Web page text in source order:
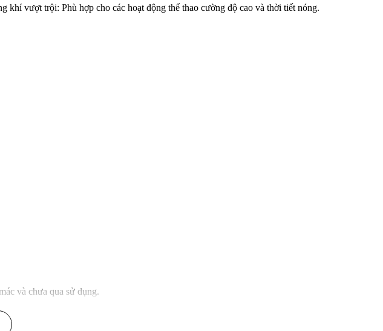
vượt trội: Phù hợp cho các hoạt động thể thao cường độ cao và thời tiết nóng.
và chưa qua sử dụng.